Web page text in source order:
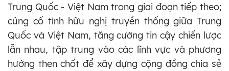
Trung Quốc - Việt Nam trong giai đoạn tiếp theo;
củng cố tình hữu nghị truyền thống giữa Trung
Quốc và Việt Nam, tăng cường tin cậy chiến lược
lẫn nhau, tập trung vào các lĩnh vực và phương
hướng then chốt để xây dựng cộng đồng chia sẻ